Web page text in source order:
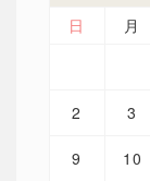
日
月
2 3
9 10